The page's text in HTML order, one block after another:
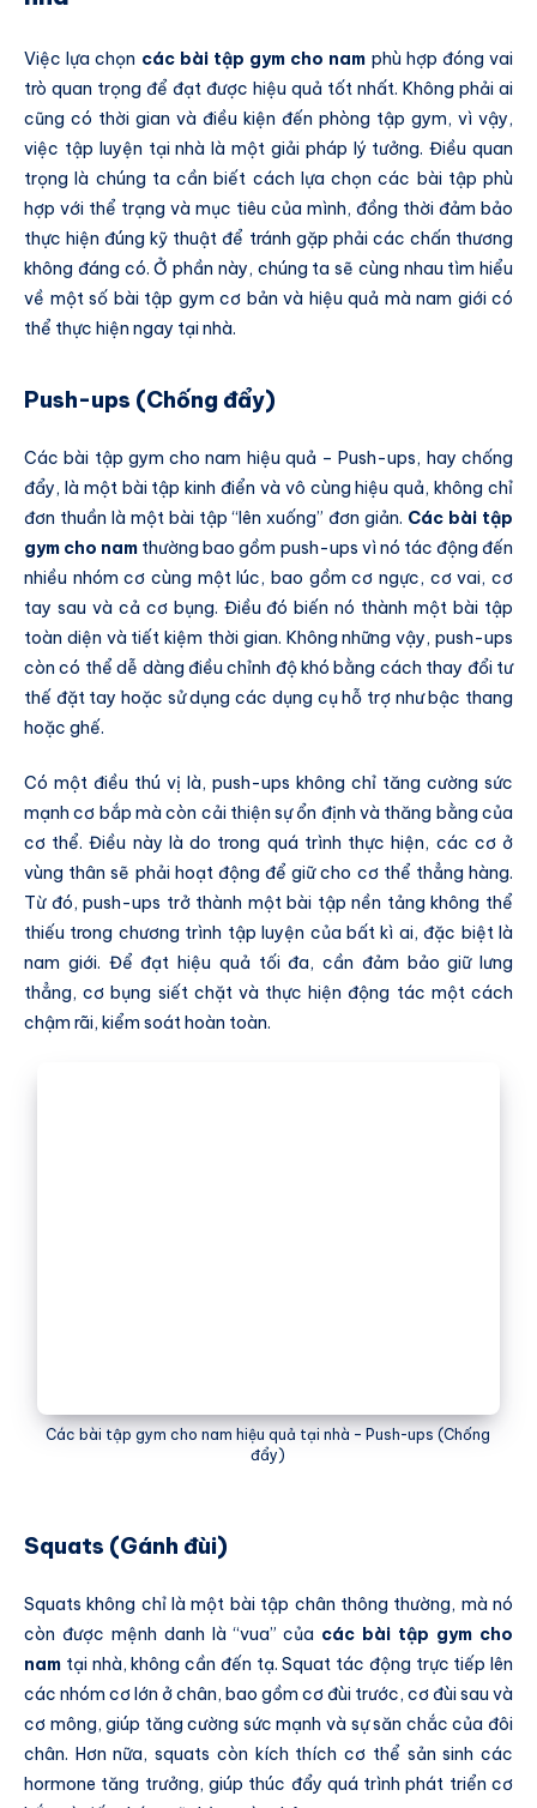
Việc lựa chọn các bài tập gym cho nam phù hợp đóng vai
trò quan trọng để đạt được hiệu quả tốt nhất. Không phải ai
cũng có thời gian và điều kiện đến phòng tập gym, vì vậy,
việc tập luyện tại nhà là một giải pháp lý tưởng. Điều quan
trọng là chúng ta cần biết cách lựa chọn các bài tập phù
hợp với thể trạng và mục tiêu của mình, đồng thời đảm bảo
thực hiện đúng kỹ thuật để tránh gặp phải các chấn thương
không đáng có. Ở phần này, chúng ta sẽ cùng nhau tìm hiểu
về một số bài tập gym cơ bản và hiệu quả mà nam giới có
thể thực hiện ngay tại nhà.
Push-ups (Chống đẩy)
Các bài tập gym cho nam hiệu quả – Push-ups, hay chống
đẩy, là một bài tập kinh điển và vô cùng hiệu quả, không chỉ
đơn thuần là một bài tập “lên xuống” đơn giản. Các bài tập
gym cho nam thường bao gồm push-ups vì nó tác động đến
nhiều nhóm cơ cùng một lúc, bao gồm cơ ngực, cơ vai, cơ
tay sau và cả cơ bụng. Điều đó biến nó thành một bài tập
toàn diện và tiết kiệm thời gian. Không những vậy, push-ups
còn có thể dễ dàng điều chỉnh độ khó bằng cách thay đổi tư
thế đặt tay hoặc sử dụng các dụng cụ hỗ trợ như bậc thang
hoặc ghế.
Có một điều thú vị là, push-ups không chỉ tăng cường sức
mạnh cơ bắp mà còn cải thiện sự ổn định và thăng bằng của
cơ thể. Điều này là do trong quá trình thực hiện, các cơ ở
vùng thân sẽ phải hoạt động để giữ cho cơ thể thẳng hàng.
Từ đó, push-ups trở thành một bài tập nền tảng không thể
thiếu trong chương trình tập luyện của bất kì ai, đặc biệt là
nam giới. Để đạt hiệu quả tối đa, cần đảm bảo giữ lưng
thẳng, cơ bụng siết chặt và thực hiện động tác một cách
chậm rãi, kiểm soát hoàn toàn.
Các bài tập gym cho nam hiệu quả tại nhà – Push-ups (Chống
đẩy)
Squats (Gánh đùi)
Squats không chỉ là một bài tập chân thông thường, mà nó
còn được mệnh danh là “vua” của các bài tập gym cho
nam tại nhà, không cần đến tạ. Squat tác động trực tiếp lên
các nhóm cơ lớn ở chân, bao gồm cơ đùi trước, cơ đùi sau và
cơ mông, giúp tăng cường sức mạnh và sự săn chắc của đôi
chân. Hơn nữa, squats còn kích thích cơ thể sản sinh các
hormone tăng trưởng, giúp thúc đẩy quá trình phát triển cơ